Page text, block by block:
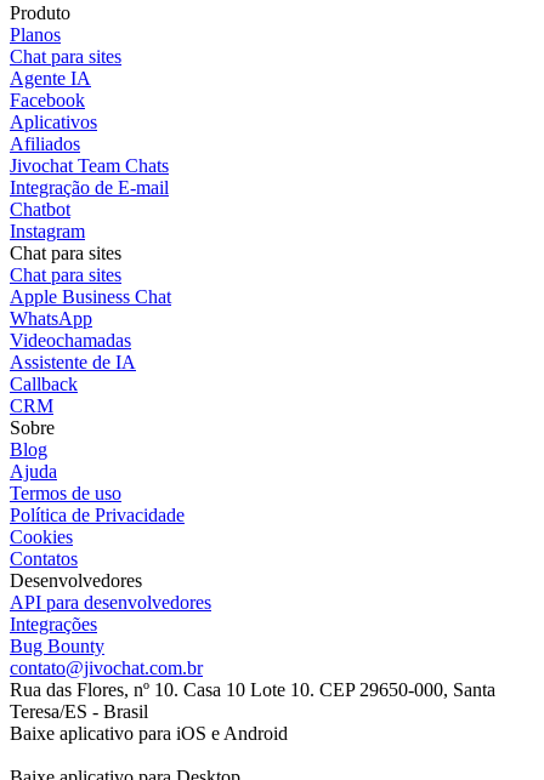
Produto
Planos
Chat para sites
Agente IA
Facebook
Aplicativos
Afiliados
Jivochat Team Chats
Integração de E-mail
Chatbot
Instagram
Chat para sites
Chat para sites
Apple Business Chat
WhatsApp
Videochamadas
Assistente de IA
Callback
CRM
Sobre
Blog
Ajuda
Termos de uso
Política de Privacidade
Cookies
Contatos
Desenvolvedores
API para desenvolvedores
Integrações
Bug Bounty
contato@jivochat.com.br
Rua das Flores, nº 10. Casa 10 Lote 10. CEP 29650-000, Santa
Teresa/ES - Brasil
Baixe aplicativo para iOS e Android